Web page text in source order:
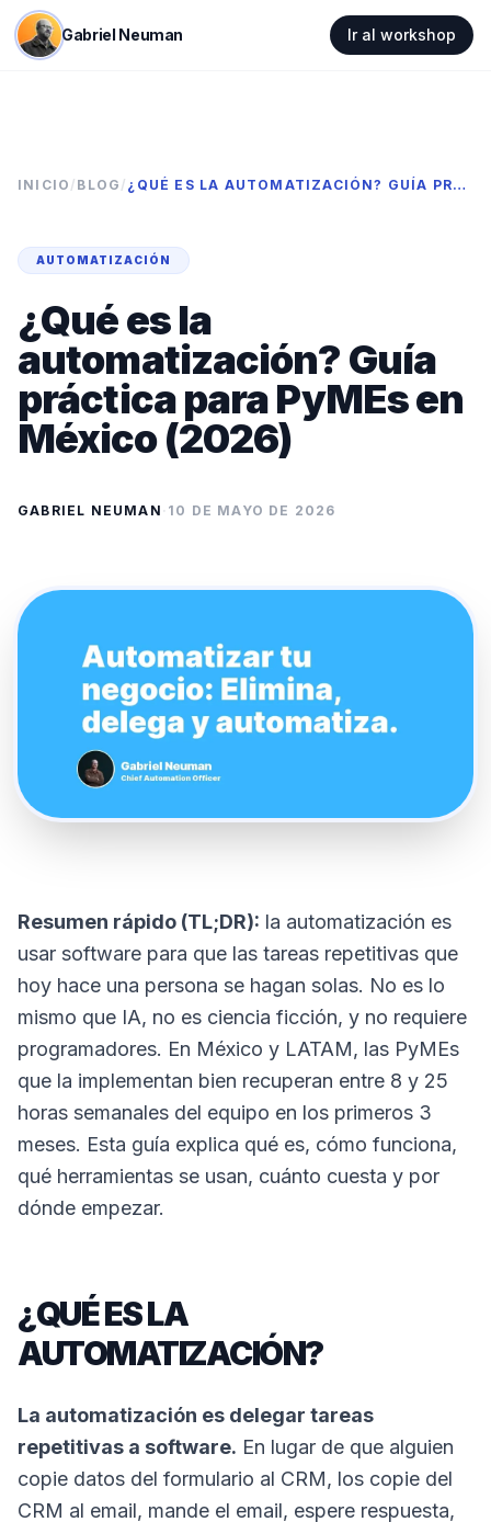
Gabriel Neuman Ir al workshop
INICIO / BLOG / ¿QUÉ ES LA AUTOMATIZACIÓN? GUÍA PRÁCTICA PARA PYMES EN MÉXICO (2026)
AUTOMATIZACIÓN
¿Qué es la
automatización? Guía
práctica para PyMEs en
México (2026)
GABRIEL NEUMAN · 10 DE MAYO DE 2026
Resumen rápido (TL;DR): la automatización es
usar software para que las tareas repetitivas que
hoy hace una persona se hagan solas. No es lo
mismo que IA, no es ciencia ficción, y no requiere
programadores. En México y LATAM, las PyMEs
que la implementan bien recuperan entre 8 y 25
horas semanales del equipo en los primeros 3
meses. Esta guía explica qué es, cómo funciona,
qué herramientas se usan, cuánto cuesta y por
dónde empezar.
¿QUÉ ES LA
AUTOMATIZACIÓN?
La automatización es delegar tareas
repetitivas a software. En lugar de que alguien
copie datos del formulario al CRM, los copie del
CRM al email, mande el email, espere respuesta,